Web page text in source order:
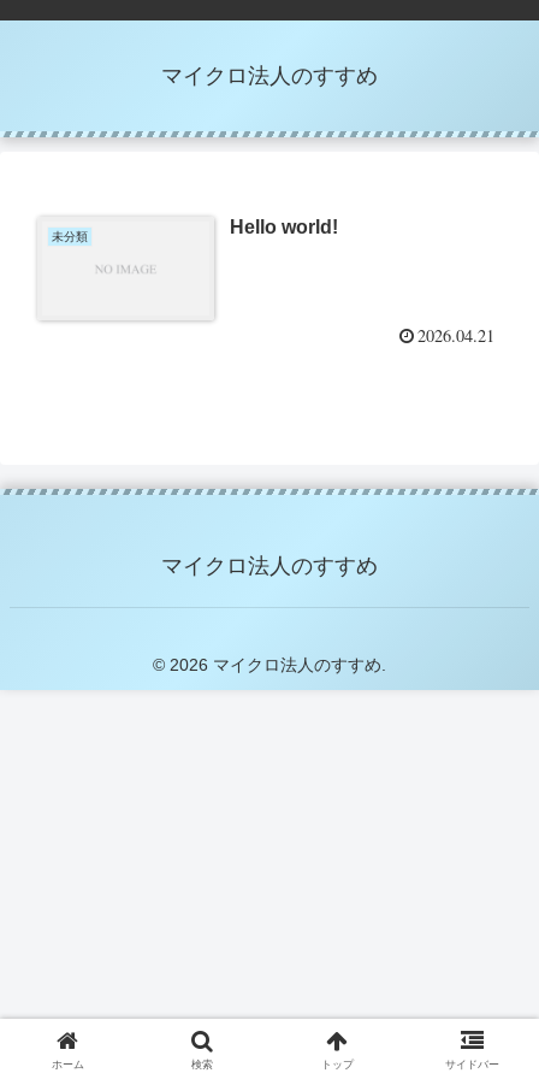
マイクロ法人のすすめ
未分類 Hello world!
2026.04.21
マイクロ法人のすすめ
© 2026 マイクロ法人のすすめ.
ホーム 検索 トップ サイドバー